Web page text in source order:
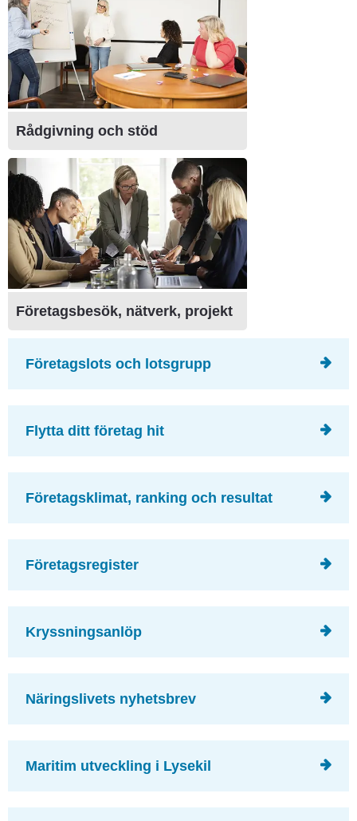
Rådgivning och stöd
Företagsbesök, nätverk, projekt
Företagslots och lotsgrupp
Flytta ditt företag hit
Företagsklimat, ranking och resultat
Företagsregister
Kryssningsanlöp
Näringslivets nyhetsbrev
Maritim utveckling i Lysekil